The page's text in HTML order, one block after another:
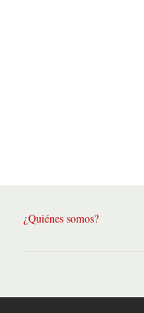
¿Quiénes somos?